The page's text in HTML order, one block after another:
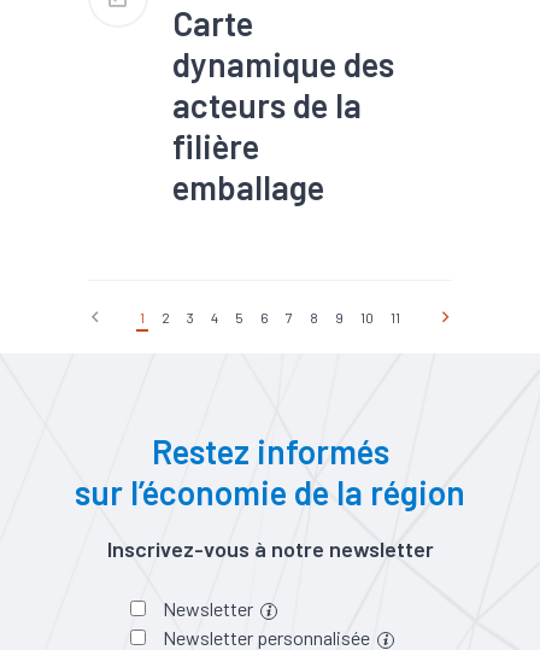
Carte
dynamique des
acteurs de la
filière
emballage
#Métallurgie
#Plasturgie
#Robotique
#Valorisation
des déchets / Recyclage
1 2 3 4 5 6 7 8 9 10 11
Restez informés
sur l’économie de la région
Inscrivez-vous à notre newsletter
Newsletter
Newsletter personnalisée